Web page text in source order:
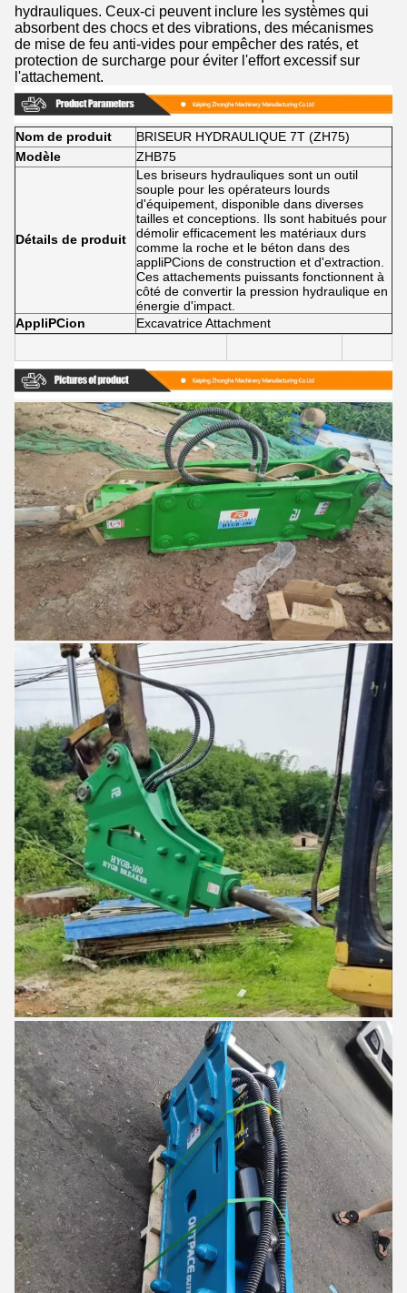
hydrauliques. Ceux-ci peuvent inclure les systèmes qui
absorbent des chocs et des vibrations, des mécanismes
de mise de feu anti-vides pour empêcher des ratés, et
protection de surcharge pour éviter l'effort excessif sur
l'attachement.
Nom de produit
BRISEUR HYDRAULIQUE 7T (ZH75)
Modèle
ZHB75
Détails de produit
Les briseurs hydrauliques sont un outil
souple pour les opérateurs lourds
d'équipement, disponible dans diverses
tailles et conceptions. Ils sont habitués pour
démolir efficacement les matériaux durs
comme la roche et le béton dans des
appliPCions de construction et d'extraction.
Ces attachements puissants fonctionnent à
côté de convertir la pression hydraulique en
énergie d'impact.
AppliPCion
Excavatrice Attachment